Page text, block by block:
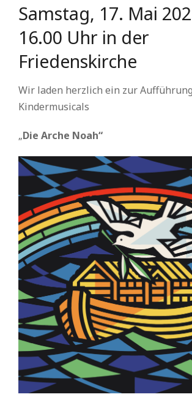
Samstag, 17. Mai
16.00 Uhr in der
Friedenskirche
Wir laden herzlich ein zur
Kindermusicals
„Die Arche Noah“